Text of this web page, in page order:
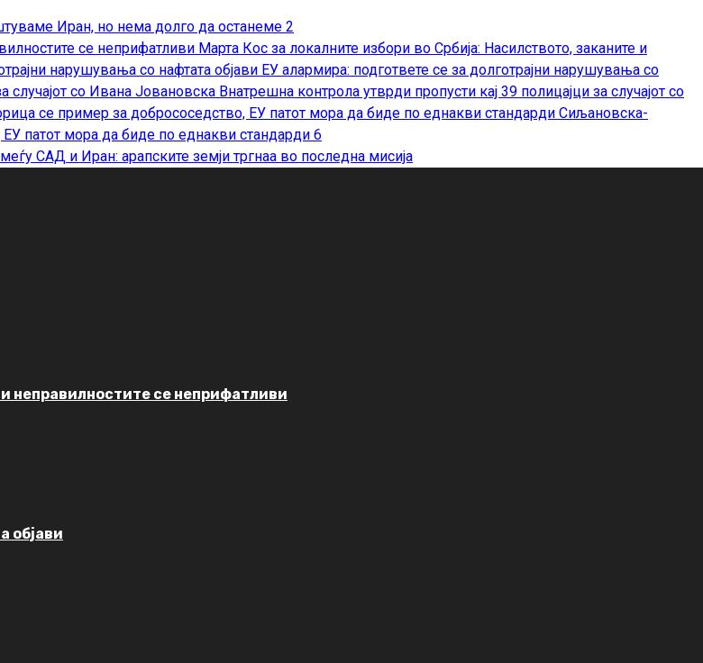
Иран, но нема долго да останеме 2
Марта Кос за локалните избори во Србија: Насилството, заканите и
ЕУ алармира: подгответе се за долготрајни нарушувања со
Внатрешна контрола утврди пропусти кај 39 полицајци за случајот со
Сиљановска-
патот мора да биде по еднакви стандарди 6
меѓу САД и Иран: арапските земји тргнаа во последна мисија
неправилностите се неприфатливи
објави